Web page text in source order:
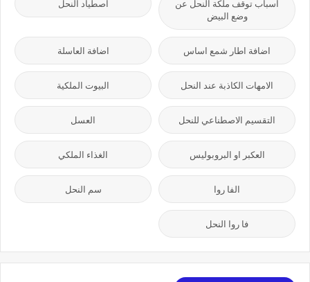
اسباب توقف ملكة النحل عن
وضع البيض
اصطياد النحل
اضافة اطار شمع اساس اضافة العاسلة
الامهات الكاذبة عند النحل البيوت الملكية
التقسيم الاصطناعي للنحل العسل
العكبر او البروبوليس الغذاء الملكي
الفا روا سم النحل
فا روا النحل